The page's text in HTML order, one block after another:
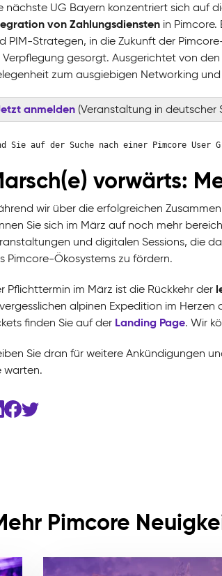
nächste UG Bayern konzentriert sich auf
von Zahlungsdienstenin Pimcore.
PIM-Strategen, in die Zukunft der
Verpflegung gesorgt. Ausgerichtet von
zum ausgiebigen Networking
anmelden(Veranstaltung in deutscher
Sie auf der Suche nach einer Pimcore User
vorwärts:
wir über die erfolgreichen
Sie sich im März auf noch mehr
und digitalen Sessions, die
Pimcore-Ökosystems zu fördern.
Pflichttermin im März ist die Rückkehr der
alpinen Expedition im
finden Sie auf der Landing Page. Wir
Sie dran für weitere Ankündigungen
warten.
Pimcore